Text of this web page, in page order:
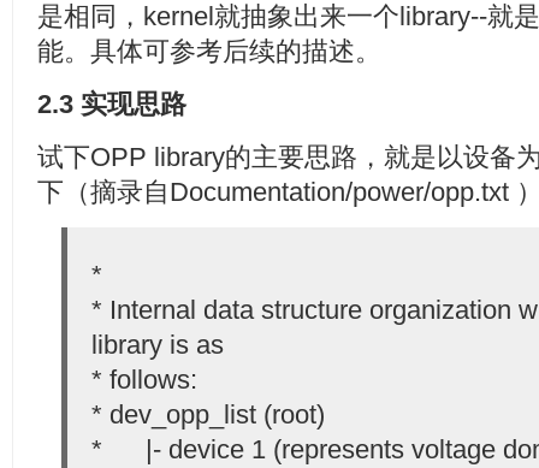
是相同，kernel就抽象出来一个library--就
能。具体可参考后续的描述。
2.3 实现思路
试下OPP library的主要思路，就是以设备
下（摘录自Documentation/power/opp.txt
*
* Internal data structure organization
library is as
* follows:
* dev_opp_list (root)
* |- device 1 (represents voltage